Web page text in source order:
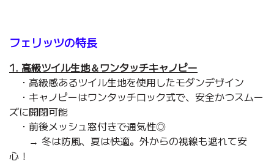
フェリッツの特長
1. 高級ツイル生地＆ワンタッチキャノピー
・高級感あるツイル生地を使用したモダンデザイン
・キャノピーはワンタッチロック式で、安全かつスムー
ズに開閉可能
・前後メッシュ窓付きで通気性◎
→ 冬は防風、夏は快適。外からの視線も遮れて安
心！